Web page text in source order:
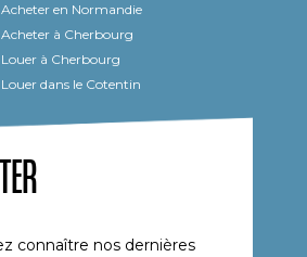
Acheter en Normandie
Acheter à Cherbourg
Louer à Cherbourg
Louer dans le Cotentin
connaître nos dernières